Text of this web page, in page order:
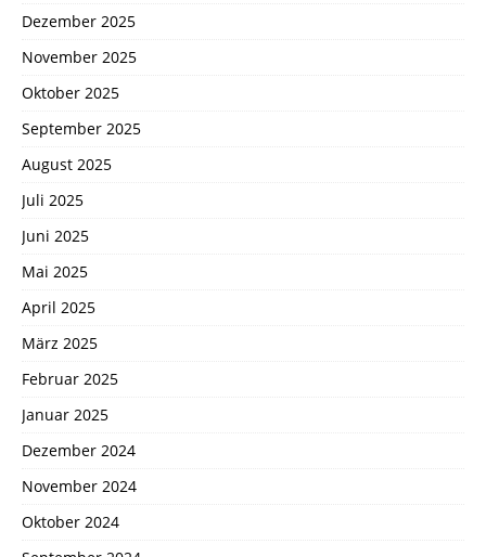
Dezember 2025
November 2025
Oktober 2025
September 2025
August 2025
Juli 2025
Juni 2025
Mai 2025
April 2025
März 2025
Februar 2025
Januar 2025
Dezember 2024
November 2024
Oktober 2024